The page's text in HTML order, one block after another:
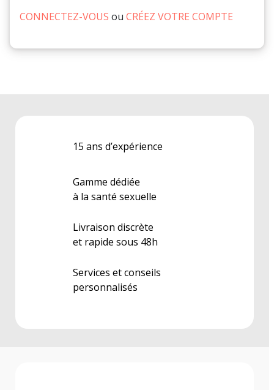
CONNECTEZ-VOUS ou CRÉEZ VOTRE COMPTE
15 ans d’expérience
Gamme dédiée
à la santé sexuelle
Livraison discrète
et rapide sous 48h
Services et conseils
personnalisés